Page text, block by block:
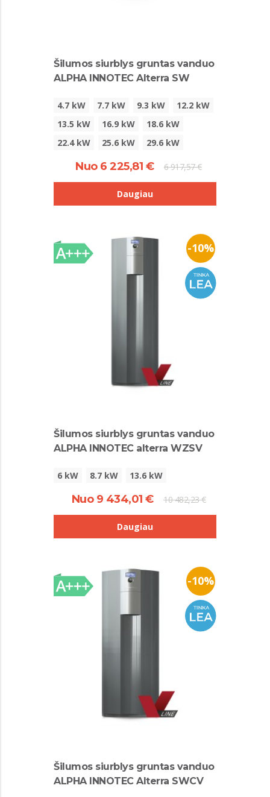
Šilumos siurblys gruntas vanduo
ALPHA INNOTEC Alterra SW
4.7 kW 7.7 kW 9.3 kW
12.2 kW
13.5 kW
16.9 kW
18.6 kW
22.4 kW
25.6 kW 29.6 kW
Nuo 6 225,81 € 6 917,57 €
Daugiau
-10%
Šilumos siurblys gruntas vanduo
ALPHA INNOTEC alterra WZSV
6 kW 8.7 kW 13.6 kW
Nuo 9 434,01 € 10 482,23 €
Daugiau
-10%
Šilumos siurblys gruntas vanduo
ALPHA INNOTEC Alterra SWCV